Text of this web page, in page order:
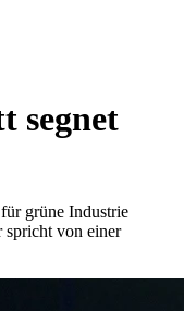
segnet
grüne Industrie
spricht von einer